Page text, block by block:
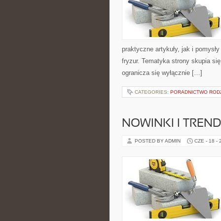
praktyczne artykuły, jak i
fryzur. Tematyka strony skupia
ogranicza się wyłącznie […]
CATEGORIES: PORADNICTWO
NOWINKI I
POSTED BY ADMIN CZE - 18 -